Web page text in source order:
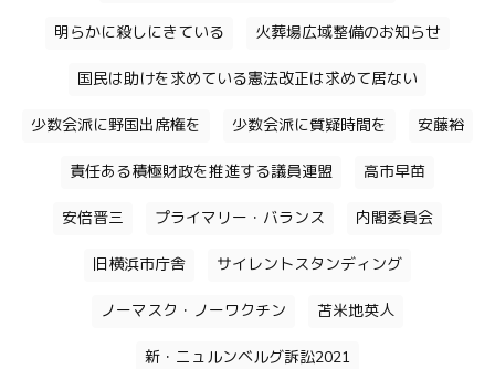
明らかに殺しにきている 火葬場広域整備のお知らせ
国民は助けを求めている憲法改正は求めて居ない
少数会派に野国出席権を 少数会派に質疑時間を 安藤裕
責任ある積極財政を推進する議員連盟 高市早苗
安倍晋三 プライマリー・バランス 内閣委員会
旧横浜市庁舎 サイレントスタンディング
ノーマスク・ノーワクチン 苫米地英人
新・ニュルンベルグ訴訟2021